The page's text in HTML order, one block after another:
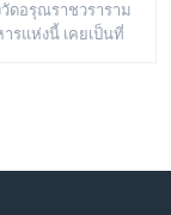
ดอรุณราชวราราม
รแห่งนี้ เคยเป็นที่